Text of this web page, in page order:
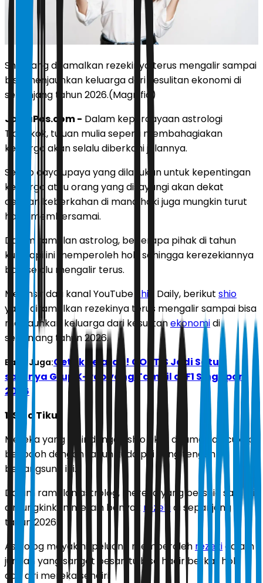
Shio yang diramalkan rezekinya terus mengalir sampai
bisa menjauhkan keluarga dari kesulitan ekonomi di
sepanjang tahun 2026.(Magnific)
JawaPos.com - Dalam kepercayaan astrologi
Tiongkok, tujuan mulia seperti membahagiakan
keluarga akan selalu diberkahi jalannya.
Setiap daya upaya yang dilakukan untuk kepentingan
keluarga atau orang yang disayangi akan dekat
dengan keberkahan di mana hoki juga mungkin turut
hadir membersamai.
Dalam ramalan astrolog, beberapa pihak di tahun
kuda api ini memperoleh hoki sehingga kerezekiannya
baik selalu mengalir terus.
Melansir dari kanal YouTube
Shio Daily, berikut shio
yang diramalkan rezekinya terus mengalir sampai bisa
menjauhkan keluarga dari kesulitanekonomidi
sepanjang tahun 2026.
Baca Juga:Cetak Sejarah! CORTIS Jadi Satu-
satunya Grup K-Pop yang Tampil di F1 Singapore
2026
1. Shio Tikus
Mereka yang lahir dengan shio tikus diramalkan cukup
berjodoh dengan tahun kuda pai yang tengah
berlangsung ini.
Dalam ramalan astrolog, mereka yang bershio satu ini
dimungkinkan meraih banyak rezekidi sepanjang
tahun 2026.
Astrolog meyakini, peluang memperoleh rezekidalam
jumlah yang sangat besar itu bisa hadir berkat hoki
dan diri mereka sendiri.